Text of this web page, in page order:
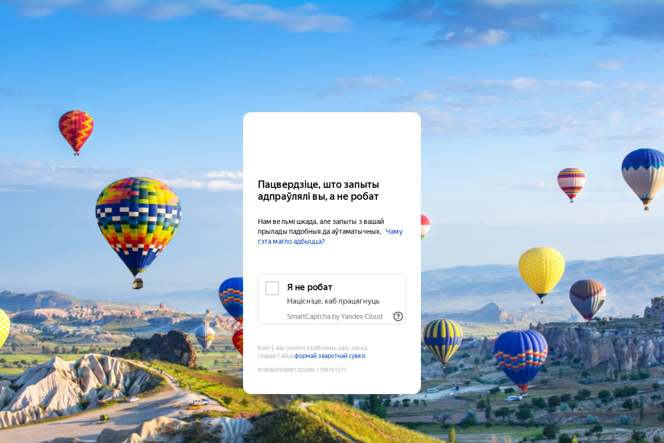
Пацвердзіце, што запыты
адпраўлялі вы, а не робат
Нам вельмі шкада, але запыты з вашай
прылады падобныя да аўтаматычных.
Чаму
гэта магло адбыцца?
Я не робат
Націсніце, каб працягнуць
SmartCaptcha by Yandex Cloud
Калі ў вас узніклі праблемы, калі ласка,
скарыстайцеформай зваротнай сувязі
9186809938981355094:1786161577